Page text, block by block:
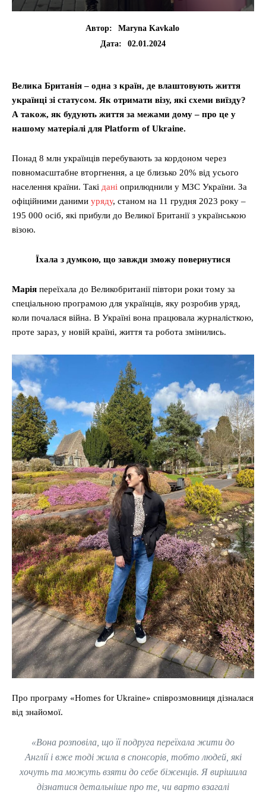
Автор:
Maryna Kavkalo
Дата:
02.01.2024
Велика Британія – одна з країн, де влаштовують життя
українці зі статусом. Як отримати візу, які схеми виїзду?
А також, як будують життя за межами дому – про це у
нашому матеріалі для Platform of Ukraine.
Понад 8 млн українців перебувають за кордоном через
повномасштабне вторгнення, а це близько 20% від усього
населення країни. Такі дані оприлюднили у МЗС України. За
офіційними даними уряду, станом на 11 грудня 2023 року –
195 000 осіб, які прибули до Великої Британії з українською
візою.
Їхала з думкою, що завжди зможу повернутися
Марія переїхала до Великобританії півтори роки тому за
спеціальною програмою для українців, яку розробив уряд,
коли почалася війна. В Україні вона працювала журналісткою,
проте зараз, у новій країні, життя та робота змінились.
Про програму «Homes for Ukraine» співрозмовниця дізналася
від знайомої.
«Вона розповіла, що її подруга переїхала жити до
Англії і вже тоді жила в спонсорів, тобто людей, які
хочуть та можуть взяти до себе біженців. Я вирішила
дізнатися детальніше про те, чи варто взагалі